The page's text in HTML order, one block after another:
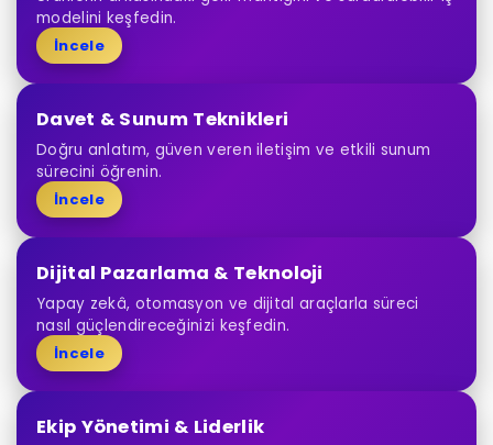
modelini keşfedin.
İncele
Davet & Sunum Teknikleri
Doğru anlatım, güven veren iletişim ve etkili sunum
sürecini öğrenin.
İncele
Dijital Pazarlama & Teknoloji
Yapay zekâ, otomasyon ve dijital araçlarla süreci
nasıl güçlendireceğinizi keşfedin.
İncele
Ekip Yönetimi & Liderlik